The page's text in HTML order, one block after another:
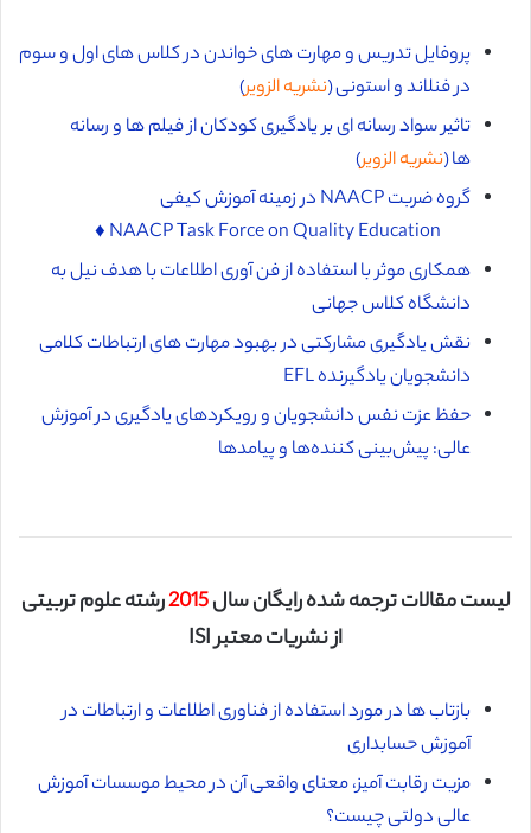
پروفایل تدریس و مهارت های خواندن در کلاس های اول و سوم
در فنلاند و استونی (نشریه الزویر)
تاثیر سواد رسانه ای بر یادگیری کودکان از فیلم ها و رسانه
ها (نشریه الزویر)
گروه ضربت NAACP در زمینه آموزش کیفی
همکاری موثر با استفاده از فن آوری اطلاعات با هدف نیل به
دانشگاه کلاس جهانی
نقش یادگیری مشارکتی در بهبود مهارت های ارتباطات کلامی
دانشجویان یادگیرنده EFL
حفظ عزت نفس دانشجویان و رویکردهای یادگیری در آموزش
عالی: پیش‌بینی کننده‌ها و پیامدها
لیست مقالات ترجمه شده رایگان سال2015رشته علوم تربیتی
از نشریات معتبر ISI
بازتاب ها در مورد استفاده از فناوری اطلاعات و ارتباطات در
آموزش حسابداری
مزیت رقابت آمیز، معنای واقعی آن در محیط موسسات آموزش
عالی دولتی چیست؟